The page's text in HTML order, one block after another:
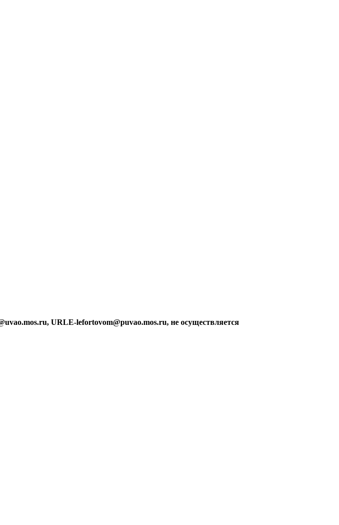
URLE-lefortovom@puvao.mos.ru, не осуществляется